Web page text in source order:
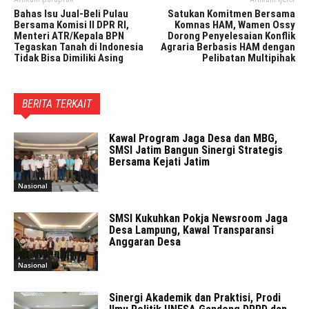
Bahas Isu Jual-Beli Pulau
Bersama Komisi II DPR RI,
Menteri ATR/Kepala BPN
Tegaskan Tanah di Indonesia
Tidak Bisa Dimiliki Asing
Satukan Komitmen Bersama
Komnas HAM, Wamen Ossy
Dorong Penyelesaian Konflik
Agraria Berbasis HAM dengan
Pelibatan Multipihak
BERITA TERKAIT
Nasional
Kawal Program Jaga Desa dan MBG,
SMSI Jatim Bangun Sinergi Strategis
Bersama Kejati Jatim
Nasional
SMSI Kukuhkan Pokja Newsroom Jaga
Desa Lampung, Kawal Transparansi
Anggaran Desa
Sinergi Akademik dan Praktisi, Prodi